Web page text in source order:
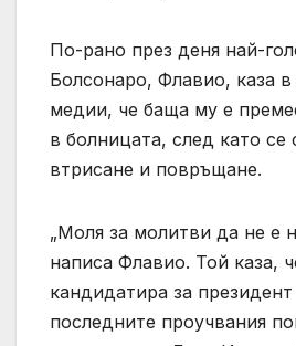
По-рано през деня най-
Болсонаро, Флавио, каза
медии, че баща му е
в болницата, след като се
втрисане и повръщане.
„Моля за молитви да не е
написа Флавио. Той каза,
кандидатира за
последните проучвания